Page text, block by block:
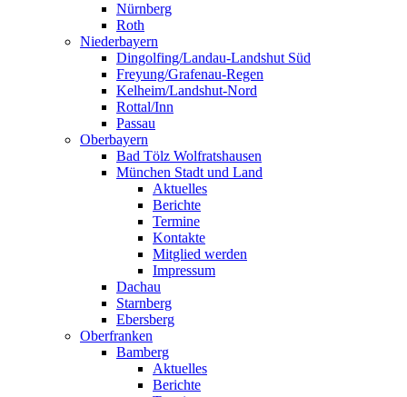
Nürnberg
Roth
Niederbayern
Dingolfing/Landau-Landshut Süd
Freyung/Grafenau-Regen
Kelheim/Landshut-Nord
Rottal/Inn
Passau
Oberbayern
Bad Tölz Wolfratshausen
München Stadt und Land
Aktuelles
Berichte
Termine
Kontakte
Mitglied werden
Impressum
Dachau
Starnberg
Ebersberg
Oberfranken
Bamberg
Aktuelles
Berichte